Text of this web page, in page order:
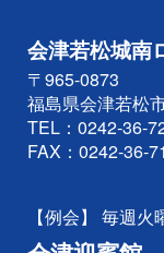
会津若松城南
〒965-0873
福島県会津若松
TEL： 0242-36-
FAX：0242-36-
【例会】 毎週